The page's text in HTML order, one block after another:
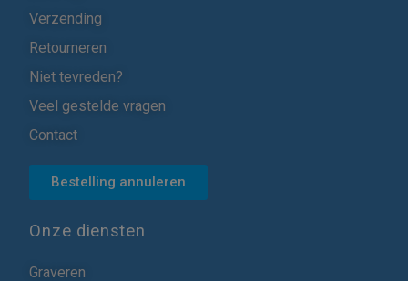
Verzending
Retourneren
Niet tevreden?
Veel gestelde vragen
Contact
Bestelling annuleren
Onze diensten
Graveren